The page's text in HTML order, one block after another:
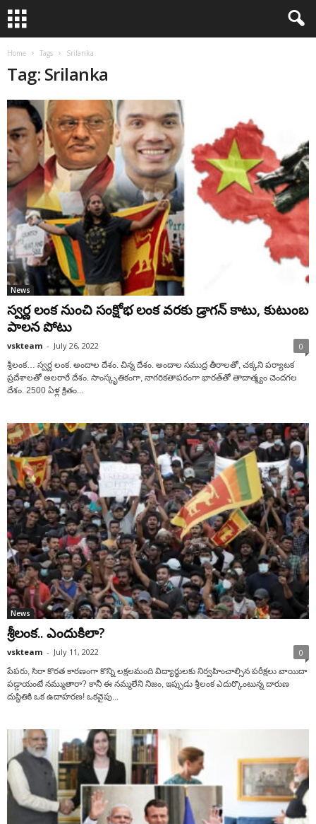
Home Tags Srilanka
Tag: Srilanka
News
స్వర్ణ లంక నుంచి సంక్షోభ లంక వరకు డ్రాగన్‌ ‌కాటు, కుటుంబ
పాలన పోటు
vskteam - July 26, 2022 0
శ్రీలంక… స్వర్ణ లంక. అందాల దేశం. చిన్న దేశం. అందాల సముద్ర తీరాలతో, చక్కని పర్యాటక
ప్రదేశాలతో అలరారే దేశం. సాంస్కృతికంగా, నాగరికతాపరంగా భారత్‌తో తాదాత్మ్యం చెందగల
దేశం. 2500 ఏళ్ల క్రితం...
News
శ్రీ‌లంక.. ఎందుకిలా?
vskteam - July 11, 2022 0
పేపరు, సిరా కొరత కారణంగా కొన్ని లక్షలమంది విద్యార్థులకు నిర్వహించాల్సిన పరీక్షలు వాయిదా
పడ్డాయంటే నమ్ముతారా? కానీ ఈ నమ్మలేని నిజం, ఇప్పుడు శ్రీలంక ఎదుర్కొంటున్న దారుణ
దుస్థితికి ఒక ఉదాహరణ! ఒకవైపు...